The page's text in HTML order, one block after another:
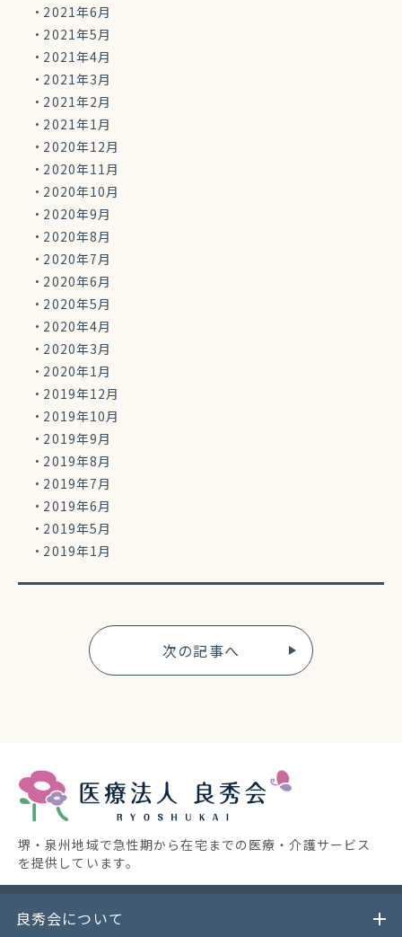
2021年6月
2021年5月
2021年4月
2021年3月
2021年2月
2021年1月
2020年12月
2020年11月
2020年10月
2020年9月
2020年8月
2020年7月
2020年6月
2020年5月
2020年4月
2020年3月
2020年1月
2019年12月
2019年10月
2019年9月
2019年8月
2019年7月
2019年6月
2019年5月
2019年1月
次の記事へ
堺・泉州地域で急性期から在宅までの医療・介護サービス
を提供しています。
良秀会について